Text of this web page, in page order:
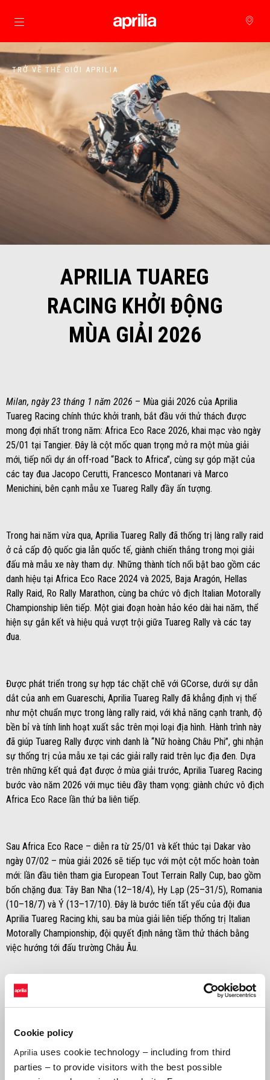
Cookie policy
Aprilia uses cookie technology – including from third
parties – to provide visitors with the best possible
Đi đến bảng tin chính
TRỞ VỀ THẾ GIỚI APRILIA
APRILIA TUAREG
RACING KHỞI ĐỘNG
MÙA GIẢI 2026
Milan, ngày 23 tháng 1 năm 2026 – Mùa giải 2026 của Aprilia
Tuareg Racing chính thức khởi tranh, bắt đầu với thử thách được
mong đợi nhất trong năm: Africa Eco Race 2026, khai mạc vào ngày
25/01 tại Tangier. Đây là cột mốc quan trọng mở ra một mùa giải
mới, tiếp nối dự án off-road “Back to Africa”, cùng sự góp mặt của
các tay đua Jacopo Cerutti, Francesco Montanari và Marco
Menichini, bên cạnh mẫu xe Tuareg Rally đầy ấn tượng.
Trong hai năm vừa qua, Aprilia Tuareg Rally đã thống trị làng rally raid
ở cả cấp độ quốc gia lẫn quốc tế, giành chiến thắng trong mọi giải
đấu mà mẫu xe này tham dự. Những thành tích nổi bật bao gồm các
danh hiệu tại Africa Eco Race 2024 và 2025, Baja Aragón, Hellas
Rally Raid, Ro Rally Marathon, cùng ba chức vô địch Italian Motorally
Championship liên tiếp. Một giai đoạn hoàn hảo kéo dài hai năm, thể
hiện sự gắn kết và hiệu quả vượt trội giữa Tuareg Rally và các tay
đua.
Được phát triển trong sự hợp tác chặt chẽ với GCorse, dưới sự dẫn
dắt của anh em Guareschi, Aprilia Tuareg Rally đã khẳng định vị thế
như một chuẩn mực trong làng rally raid, với khả năng cạnh tranh, độ
bền bỉ và tính linh hoạt xuất sắc trên mọi loại địa hình. Hành trình này
đã giúp Tuareg Rally được vinh danh là “Nữ hoàng Châu Phi”, ghi nhận
sự thống trị của mẫu xe tại các giải rally raid trên lục địa đen. Dựa
trên những kết quả đạt được ở mùa giải trước, Aprilia Tuareg Racing
bước vào năm 2026 với mục tiêu đầy tham vọng: giành chức vô địch
Africa Eco Race lần thứ ba liên tiếp.
Sau Africa Eco Race – diễn ra từ 25/01 và kết thúc tại Dakar vào
ngày 07/02 – mùa giải 2026 sẽ tiếp tục với một cột mốc hoàn toàn
mới: lần đầu tiên tham gia European Tout Terrain Rally Cup, bao gồm
bốn chặng đua: Tây Ban Nha (12–18/4), Hy Lạp (25–31/5), Romania
(10–18/7) và Ý (13–17/10). Đây là bước tiến tất yếu của đội đua
Aprilia Tuareg Racing khi, sau ba mùa giải liên tiếp thống trị Italian
Motorally Championship, đội quyết định nâng tầm thử thách bằng
việc hướng tới đấu trường Châu Âu.
JACOPO CERUTTI
hướng tới chiến thắng ở cả Giải Vô địch Châu Âu lẫn Africa Eco
Race. Năm nay, trình độ cạnh tranh đã tăng lên đáng kể với nhiều
đối thủ rất mạnh, nhưng chúng tôi luôn chuẩn bị để chiến thắng và
nhắm tới danh hiệu thứ ba liên tiếp. Đây là một cuộc đua cực kỳ